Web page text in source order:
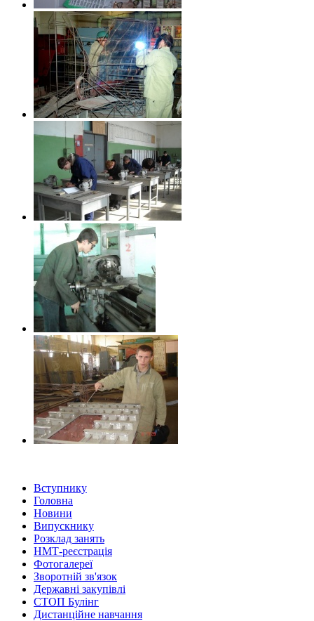
Вступнику
Головна
Новини
Випускнику
Розклад занять
НМТ-реєстрація
Фотогалереї
Зворотній зв'язок
Державні закупівлі
СТОП Булінг
Дистанційне навчання